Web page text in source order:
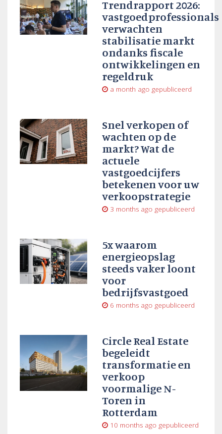
Trendrapport 2026:
vastgoedprofessionals
verwachten
stabilisatie markt
ondanks fiscale
ontwikkelingen en
regeldruk
a month ago gepubliceerd
Snel verkopen of
wachten op de
markt? Wat de
actuele
vastgoedcijfers
betekenen voor uw
verkoopstrategie
3 months ago gepubliceerd
5x waarom
energieopslag
steeds vaker loont
voor
bedrijfsvastgoed
6 months ago gepubliceerd
Circle Real Estate
begeleidt
transformatie en
verkoop
voormalige N-
Toren in
Rotterdam
10 months ago gepubliceerd